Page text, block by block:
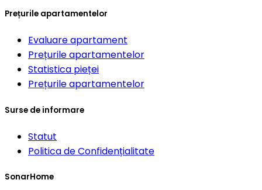
Prețurile apartamentelor
Evaluare apartament
Prețurile apartamentelor
Statistica pieței
Prețurile apartamentelor
Surse de informare
Statut
Politica de Confidențialitate
SonarHome